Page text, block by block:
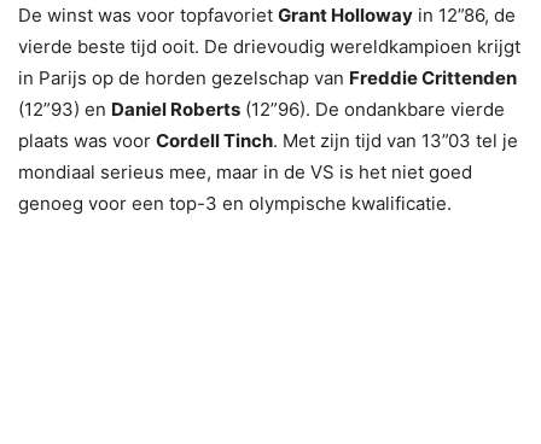
De winst was voor topfavoriet Grant Holloway in 12”86, de
vierde beste tijd ooit. De drievoudig wereldkampioen krijgt
in Parijs op de horden gezelschap van Freddie Crittenden
(12”93) en Daniel Roberts (12”96). De ondankbare vierde
plaats was voor Cordell Tinch. Met zijn tijd van 13”03 tel je
mondiaal serieus mee, maar in de VS is het niet goed
genoeg voor een top-3 en olympische kwalificatie.